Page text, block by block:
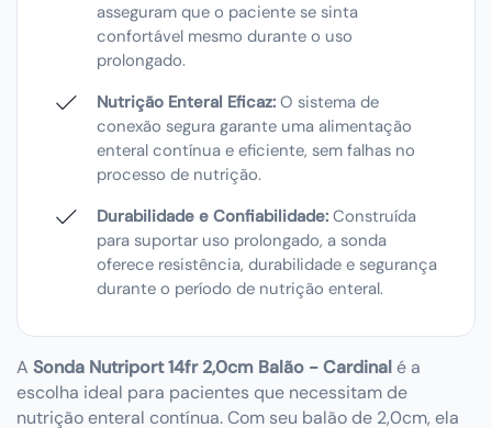
asseguram que o paciente se sinta
confortável mesmo durante o uso
prolongado.
Nutrição Enteral Eficaz: O sistema de
conexão segura garante uma alimentação
enteral contínua e eficiente, sem falhas no
processo de nutrição.
Durabilidade e Confiabilidade: Construída
para suportar uso prolongado, a sonda
oferece resistência, durabilidade e segurança
durante o período de nutrição enteral.
A Sonda Nutriport 14fr 2,0cm Balão - Cardinalé a
escolha ideal para pacientes que necessitam de
nutrição enteral contínua. Com seu balão de 2,0cm, ela